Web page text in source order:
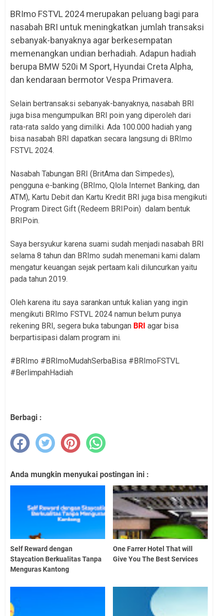
BRImo FSTVL 2024 merupakan peluang bagi para
nasabah BRI untuk meningkatkan jumlah transaksi
sebanyak-banyaknya agar berkesempatan
memenangkan undian berhadiah. Adapun hadiah
berupa BMW 520i M Sport, Hyundai Creta Alpha,
dan kendaraan bermotor Vespa Primavera.
Selain bertransaksi sebanyak-banyaknya, nasabah BRI
juga bisa mengumpulkan BRI poin yang diperoleh dari
rata-rata saldo yang dimiliki. Ada 100.000 hadiah yang
bisa nasabah BRI dapatkan secara langsung di BRImo
FSTVL 2024.
Nasabah Tabungan BRI (BritAma dan Simpedes),
pengguna e-banking (BRImo, Qlola Internet Banking, dan
ATM), Kartu Debit dan Kartu Kredit BRI juga bisa mengikuti
Program Direct Gift (Redeem BRIPoin) dalam bentuk
BRIPoin.
Saya bersyukur karena suami sudah menjadi nasabah BRI
selama 8 tahun dan BRImo sudah menemani kami dalam
mengatur keuangan sejak pertaam kali diluncurkan yaitu
pada tahun 2019.
Oleh karena itu saya sarankan untuk kalian yang ingin
mengikuti BRImo FSTVL 2024 namun belum punya
rekening BRI, segera buka tabungan BRI agar bisa
berpartisipasi dalam program ini.
#BRImo #BRImoMudahSerbaBisa #BRImoFSTVL
#BerlimpahHadiah
Berbagi :
Anda mungkin menyukai postingan ini :
Self Reward dengan
Staycation Berkualitas Tanpa
Menguras Kantong
One Farrer Hotel That will
Give You The Best Services